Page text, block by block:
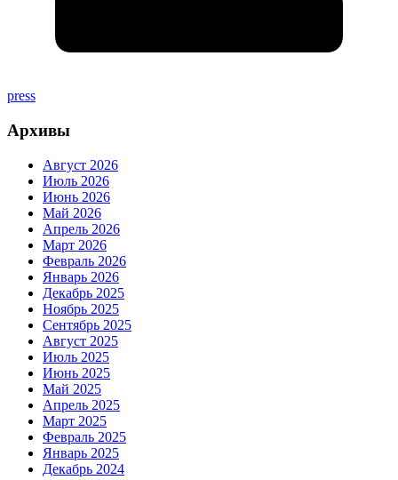
press
Архивы
Август 2026
Июль 2026
Июнь 2026
Май 2026
Апрель 2026
Март 2026
Февраль 2026
Январь 2026
Декабрь 2025
Ноябрь 2025
Сентябрь 2025
Август 2025
Июль 2025
Июнь 2025
Май 2025
Апрель 2025
Март 2025
Февраль 2025
Январь 2025
Декабрь 2024